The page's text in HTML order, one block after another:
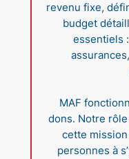
revenu fixe,
budget
essentiels
MAF
dons. Notre
cette
personnes à